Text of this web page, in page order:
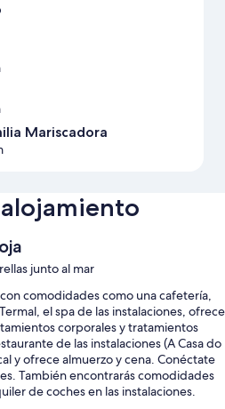
Mariscadora
junto al mar
comodidades como una cafetería,
el spa de las instalaciones, ofrece
corporales y tratamientos
de las instalaciones (A Casa do
y ofrece almuerzo y cena. Conéctate
También encontrarás comodidades
de coches en las instalaciones.